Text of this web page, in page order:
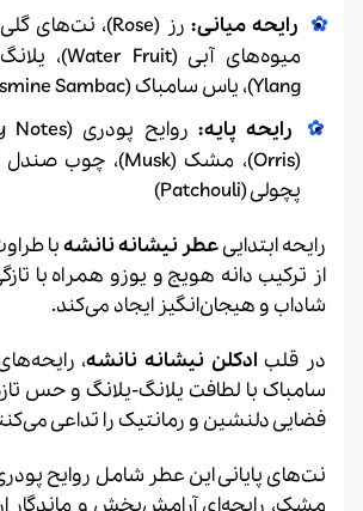
رایحه میانی:
Ylang)، یاس سامباک (Jasmine Sambac)
رایحه پایه:
پچولی (Patchouli)
رایحه ابتداییعطر نیشانه نانشهبا
از ترکیب دانه هویج و یوزو همراه با
شاداب و هیجان‌انگیز ایجاد می‌کند.
در قلب ادکلن نیشانه نانشه،
سامباک با لطافت یلانگ-یلانگ و حس
فضایی دلنشین و رمانتیک را تداعی
نت‌های پایانی این عطر شامل روایح
مشک، رایحه‌ای آرامش‌بخش و ماندگار